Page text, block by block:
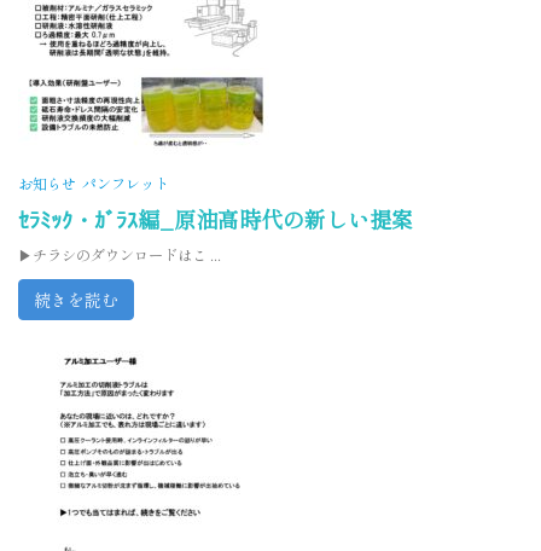
お知らせ パンフレット
ｾﾗﾐｯｸ・ｶﾞﾗｽ編_原油高時代の新しい提案
▶チラシのダウンロードはこ ...
続きを読む